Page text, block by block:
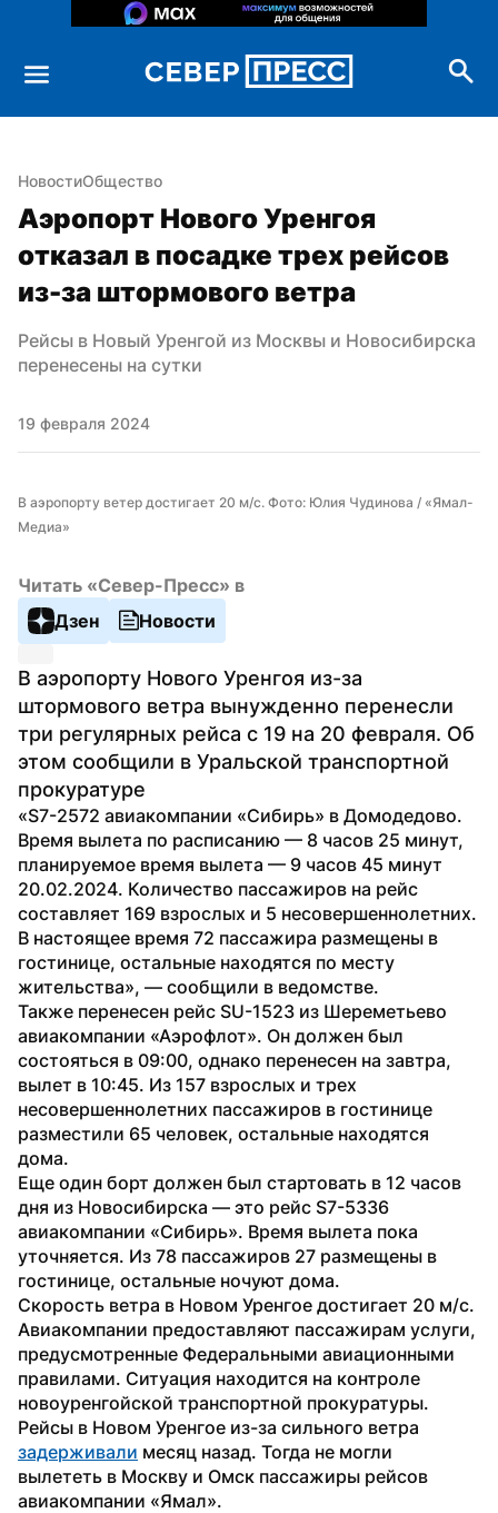
НовостиОбщество
Аэропорт Нового Уренгоя
отказал в посадке трех рейсов
из-за штормового ветра
Рейсы в Новый Уренгой из Москвы и Новосибирска
перенесены на сутки
19 февраля 2024
В аэропорту ветер достигает 20 м/с. Фото: Юлия Чудинова / «Ямал-
Медиа»
Читать «Север-Пресс» в
Дзен
Новости
В аэропорту Нового Уренгоя из-за
штормового ветра вынужденно перенесли
три регулярных рейса с 19 на 20 февраля. Об
этом сообщили в Уральской транспортной
прокуратуре
«S7-2572 авиакомпании «Сибирь» в Домодедово.
Время вылета по расписанию — 8 часов 25 минут,
планируемое время вылета — 9 часов 45 минут
20.02.2024. Количество пассажиров на рейс
составляет 169 взрослых и 5 несовершеннолетних.
В настоящее время 72 пассажира размещены в
гостинице, остальные находятся по месту
жительства», — сообщили в ведомстве.
Также перенесен рейс SU-1523 из Шереметьево
авиакомпании «Аэрофлот». Он должен был
состояться в 09:00, однако перенесен на завтра,
вылет в 10:45. Из 157 взрослых и трех
несовершеннолетних пассажиров в гостинице
разместили 65 человек, остальные находятся
дома.
Еще один борт должен был стартовать в 12 часов
дня из Новосибирска — это рейс S7-5336
авиакомпании «Сибирь». Время вылета пока
уточняется. Из 78 пассажиров 27 размещены в
гостинице, остальные ночуют дома.
Скорость ветра в Новом Уренгое достигает 20 м/с.
Авиакомпании предоставляют пассажирам услуги,
предусмотренные Федеральными авиационными
правилами. Ситуация находится на контроле
новоуренгойской транспортной прокуратуры.
задерживали месяц назад. Тогда не могли
вылететь в Москву и Омск пассажиры рейсов
авиакомпании «Ямал».